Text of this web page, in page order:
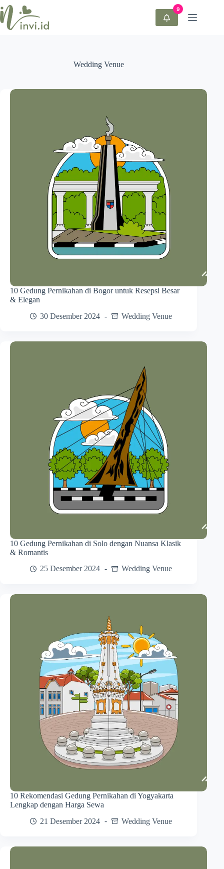
Skip
to
content
Wedding Venue
10 Gedung Pernikahan di Bogor untuk Resepsi Besar
& Elegan
30 Desember 2024
Wedding Venue
10 Gedung Pernikahan di Solo dengan Nuansa Klasik
& Romantis
25 Desember 2024
Wedding Venue
10 Rekomendasi Gedung Pernikahan di Yogyakarta
Lengkap dengan Harga Sewa
21 Desember 2024
Wedding Venue